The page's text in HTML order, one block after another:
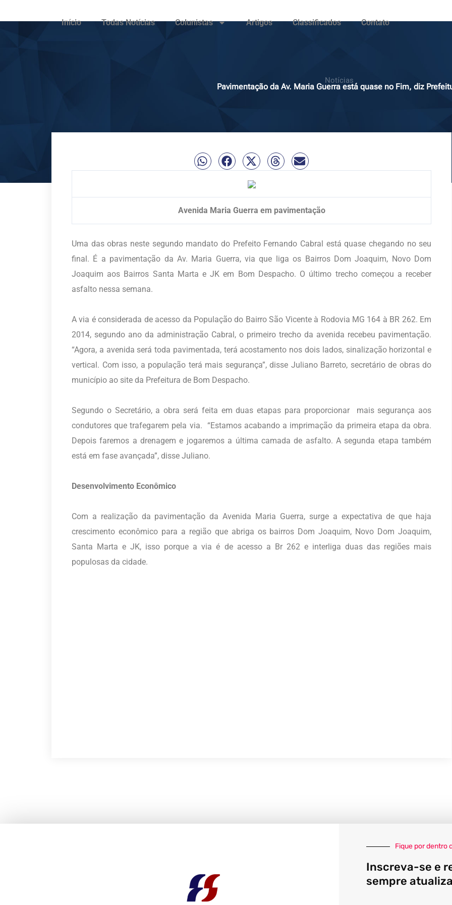
Início Todas Notícias Colunistas Artigos Classificados Contato
Notícias
Pavimentação da Av. Maria Guerra está quase no Fim, diz
Avenida Maria Guerra em pavimentação
Uma das obras neste segundo mandato do Prefeito Fernando Cabral está quase chegando no seu
final. É a pavimentação da Av. Maria Guerra, via que liga os Bairros Dom Joaquim, Novo Dom
Joaquim aos Bairros Santa Marta e JK em Bom Despacho. O último trecho começou a receber
asfalto nessa semana.
A via é considerada de acesso da População do Bairro São Vicente à Rodovia MG 164 à BR 262. Em
2014, segundo ano da administração Cabral, o primeiro trecho da avenida recebeu pavimentação.
“Agora, a avenida será toda pavimentada, terá acostamento nos dois lados, sinalização horizontal e
vertical. Com isso, a população terá mais segurança”, disse Juliano Barreto, secretário de obras do
município ao site da Prefeitura de Bom Despacho.
Segundo o Secretário, a obra será feita em duas etapas para proporcionar mais segurança aos
condutores que trafegarem pela via.
“Estamos acabando a imprimação da primeira etapa da obra.
Depois faremos a drenagem e jogaremos a última camada de asfalto. A segunda etapa também
está em fase avançada”, disse Juliano.
Desenvolvimento Econômico
Com a realização da pavimentação da Avenida Maria Guerra, surge a expectativa de que haja
crescimento econômico para a região que abriga os bairros Dom Joaquim, Novo Dom Joaquim,
Santa Marta e JK, isso porque a via é de acesso a Br 262 e interliga duas das regiões mais
populosas da cidade.
Fique por dentro
Inscreva-se e
sempre